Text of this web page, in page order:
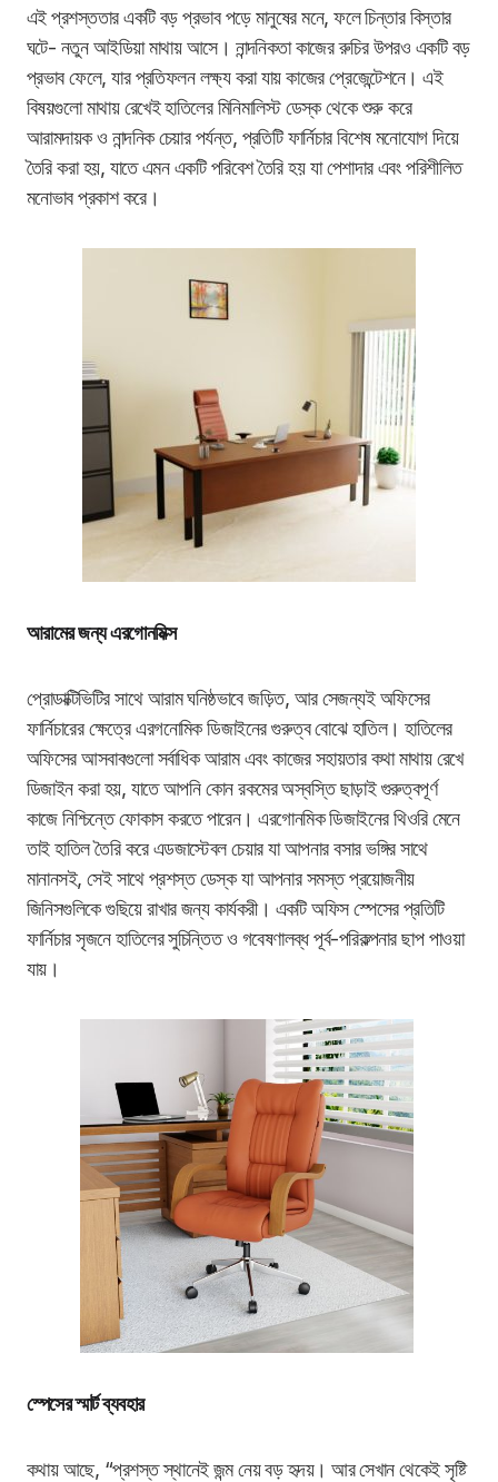
এই প্রশস্ততার একটি বড় প্রভাব পড়ে মানুষের মনে, ফলে চিন্তার বিস্তার
ঘটে- নতুন আইডিয়া মাথায় আসে। নান্দনিকতা কাজের রুচির উপরও একটি বড়
প্রভাব ফেলে, যার প্রতিফলন লক্ষ্য করা যায় কাজের প্রেজেন্টেশনে। এই
বিষয়গুলো মাথায় রেখেই হাতিলের মিনিমালিস্ট ডেস্ক থেকে শুরু করে
আরামদায়ক ও নান্দনিক চেয়ার পর্যন্ত, প্রতিটি ফার্নিচার বিশেষ মনোযোগ দিয়ে
তৈরি করা হয়, যাতে এমন একটি পরিবেশ তৈরি হয় যা পেশাদার এবং পরিশীলিত
মনোভাব প্রকাশ করে।
আরামের জন্য এরগোনমিক্স
প্রোডাক্টিভিটির সাথে আরাম ঘনিষ্ঠভাবে জড়িত, আর সেজন্যই অফিসের
ফার্নিচারের ক্ষেত্রে এরগনোমিক ডিজাইনের গুরুত্ব বোঝে হাতিল। হাতিলের
অফিসের আসবাবগুলো সর্বাধিক আরাম এবং কাজের সহায়তার কথা মাথায় রেখে
ডিজাইন করা হয়, যাতে আপনি কোন রকমের অস্বস্তি ছাড়াই গুরুত্বপূর্ণ
কাজে নিশ্চিন্তে ফোকাস করতে পারেন। এরগোনমিক ডিজাইনের থিওরি মেনে
তাই হাতিল তৈরি করে এডজাস্টেবল চেয়ার যা আপনার বসার ভঙ্গির সাথে
মানানসই, সেই সাথে প্রশস্ত ডেস্ক যা আপনার সমস্ত প্রয়োজনীয়
জিনিসগুলিকে গুছিয়ে রাখার জন্য কার্যকরী। একটি অফিস স্পেসের প্রতিটি
ফার্নিচার সৃজনে হাতিলের সুচিন্তিত ও গবেষণালব্ধ পূর্ব-পরিকল্পনার ছাপ পাওয়া
যায়।
স্পেসের স্মার্ট ব্যবহার
কথায় আছে, “প্রশস্ত স্থানেই জন্ম নেয় বড় হৃদয়। আর সেখান থেকেই সৃষ্টি